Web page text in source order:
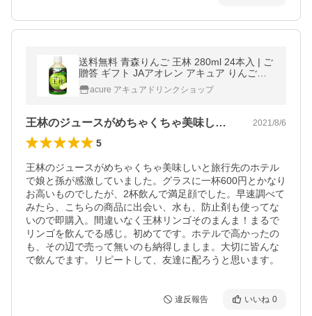
送料無料 青森りんご 王林 280ml 24本入 | ご
贈答 ギフト JAアオレン アキュア りんごジ
ュース リンゴジュース 果汁100 無添加 スト
レート ペットボトル
acure アキュアドリンクショップ
王林のジュースがめちゃくちゃ美味しいと… 2021/8/6
5
王林のジュースがめちゃくちゃ美味しいと旅行先のホテル
で娘と孫が感激していました。グラスに一杯600円とかなり
お高いものでしたが、2杯飲んで満足顔でした。早速調べて
みたら、こちらの商品に出会い、水も、防止剤も使ってな
いので即購入。間違いなく王林リンゴそのまんま！まるで
リンゴを飲んでる感じ。初めてです。ホテルで高かったの
も、その辺で売って無いのも納得しましま。大切に皆んな
で飲んでます。リピートして、友達に配ろうと思います。
違反報告 いいね 0